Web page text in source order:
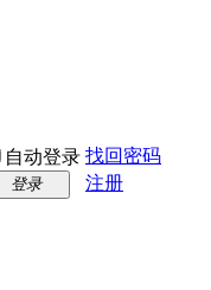
自动登录 找回密码
登录
注册